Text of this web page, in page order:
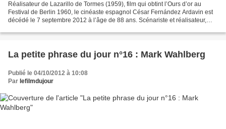
Réalisateur de Lazarillo de Tormes (1959), film qui obtint l’Ours d’or au
Festival de Berlin 1960, le cinéaste espagnol César Fernández Ardavin est
décédé le 7 septembre 2012 à l’âge de 88 ans. Scénariste et réalisateur,
La petite phrase du jour n°16 : Mark Wahlberg
Publié le 04/10/2012 à 10:08
Par lefilmdujour